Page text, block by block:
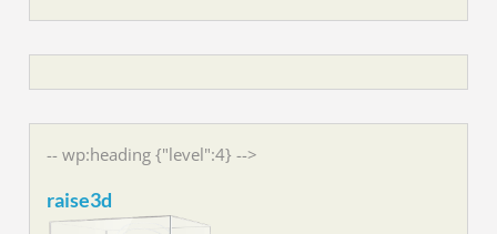
-- wp:heading {"level":4} -->
raise3d